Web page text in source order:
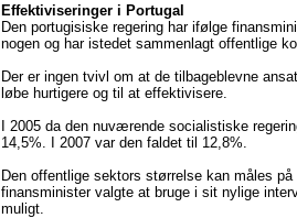
Effektiviseringer i Portugal
Den portugisiske regering har ifølge
nogen og har istedet sammenlagt offentlige
Der er ingen tvivl om at de tilbageblevne
løbe hurtigere og til at effektivisere.
I 2005 da den nuværende socialistiske
14,5%. I 2007 var den faldet til 12,8%.
Den offentlige sektors størrelse kan måles
finansminister valgte at bruge i sit nylige
muligt.